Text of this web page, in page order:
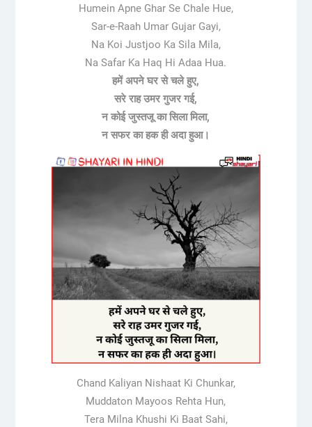
Humein Apne Ghar Se Chale Hue,
Sar-e-Raah Umar Gujar Gayi,
Na Koi Justjoo Ka Sila Mila,
Na Safar Ka Haq Hi Adaa Hua.
हमें अपने घर से चले हुए,
सरे राह उमर गुजर गई,
न कोई जुस्तजू का सिला मिला,
न सफर का हक ही अदा हुआ।
Chand Kaliyan Nishaat Ki Chunkar,
Muddaton Mayoos Rehta Hun,
Tera Milna Khushi Ki Baat Sahi,